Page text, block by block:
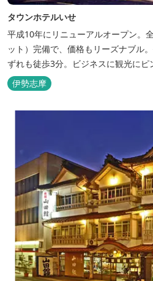
タウンホテルいせ
平成10年にリニューアルオープン。
ット）完備で、価格もリーズナブル
ずれも徒歩3分。ビジネスに観光にピ
伊勢志摩